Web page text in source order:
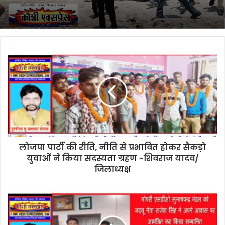
प्रशासन…
डीएम
विक्रम
विरकर
चौथम-
बेलदौर
संवेदनशील
निरीक्षण
लोजपा पार्टी की रीति, नीति से प्रभावित होकर सैकड़ो
युवाओं ने किया सदस्यता ग्रहण -शिवराज यादव/
जिलाध्यक्ष